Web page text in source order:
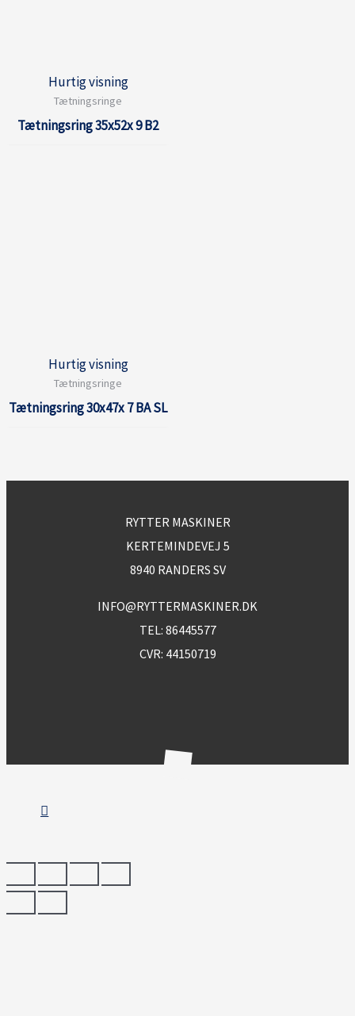
Hurtig visning
Tætningsringe
Tætningsring 35x52x 9 B2
Hurtig visning
Tætningsringe
Tætningsring 30x47x 7 BA SL
RYTTER MASKINER
KERTEMINDEVEJ 5
8940 RANDERS SV
INFO@RYTTERMASKINER.DK
TEL: 86445577
CVR: 44150719